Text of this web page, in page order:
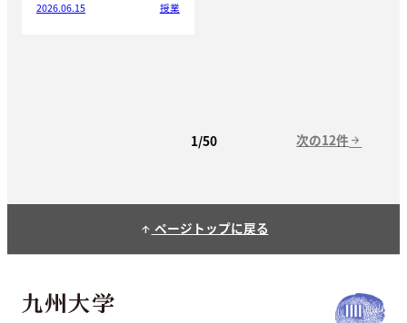
2026.06.15 授業
次の12件 arrow_forward
1/50
arrow_upward ページトップに戻る